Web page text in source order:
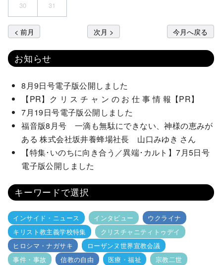
30 31
< 前月 次月 > 今月へ戻る
お知らせ
8月9日号電子版公開しました
【PR】ク リ ス チ ャ ン の お 仕 事 情 報【PR】
7月19日号電子版公開しました
福音版8月号 一滴も無駄にできない、神様の恵みが
ある 株式会社坂井養蜂場社長 山口みゆき さん
【特集･いのちに向き合う／異端･カルト】7月5日号
電子版公開しました
キーワードで選択
インサイド・ニュース インタビュー
ウクライナ
キリスト教主義学校特集
クリスチャニティトゥデイ
ヒロシマ・ナガサキ
ローザンヌ世界宣教会議
事件・事故
信教の自由 医療・福祉
宗教二世